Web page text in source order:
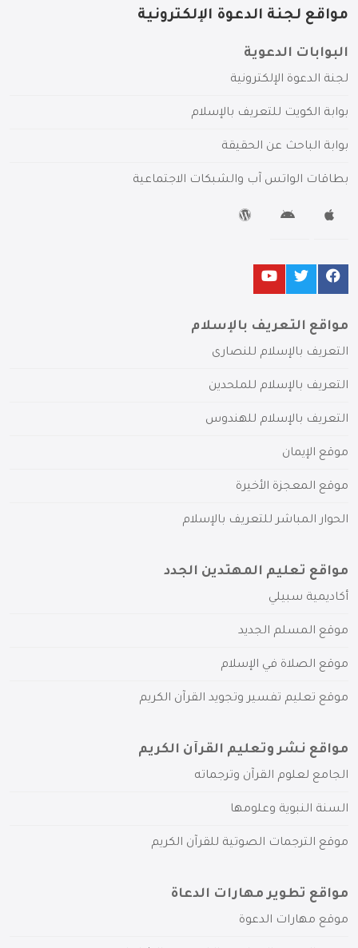
مواقع لجنة الدعوة الإلكترونية
البوابات الدعوية
لجنة الدعوة الإلكترونية
بوابة الكويت للتعريف بالإسلام
بوابة الباحث عن الحقيقة
بطاقات الواتس آب والشبكات الاجتماعية
مواقع التعريف بالإسلام
التعريف بالإسلام للنصارى
التعريف بالإسلام للملحدين
التعريف بالإسلام للهندوس
موقع الإيمان
موقع المعجزة الأخيرة
الحوار المباشر للتعريف بالإسلام
مواقع تعليم المهتدين الجدد
أكاديمية سبيلي
موقع المسلم الجديد
موقع الصلاة في الإسلام
موقع تعليم تفسير وتجويد القرآن الكريم
مواقع نشر وتعليم القرآن الكريم
الجامع لعلوم القرآن وترجماته
السنة النبوية وعلومها
موقع الترجمات الصوتية للقرآن الكريم
مواقع تطوير مهارات الدعاة
موقع مهارات الدعوة